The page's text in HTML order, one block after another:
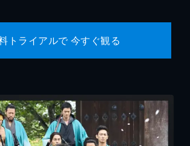
トライアルで 今すぐ観る